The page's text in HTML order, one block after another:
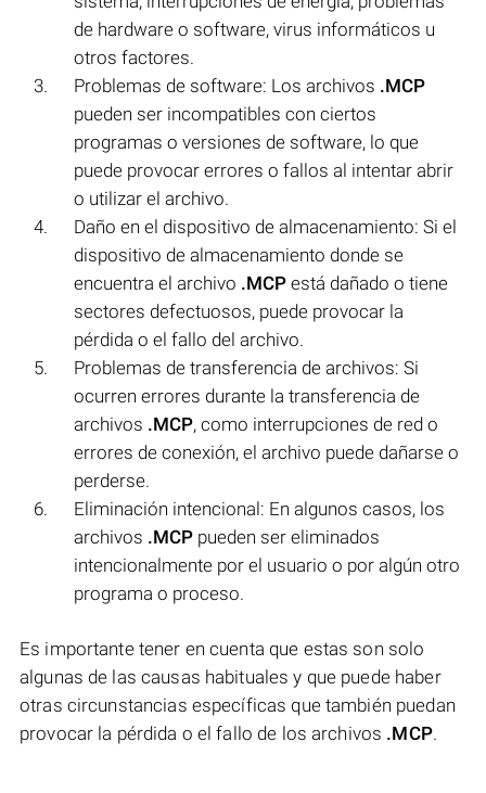
de hardware o software, virus informáticos u
otros factores.
Problemas de software: Los archivos .MCP
pueden ser incompatibles con ciertos
programas o versiones de software, lo que
puede provocar errores o fallos al intentar abrir
o utilizar el archivo.
Daño en el dispositivo de almacenamiento: Si el
dispositivo de almacenamiento donde se
encuentra el archivo .MCP está dañado o tiene
sectores defectuosos, puede provocar la
pérdida o el fallo del archivo.
Problemas de transferencia de archivos: Si
ocurren errores durante la transferencia de
archivos .MCP, como interrupciones de red o
errores de conexión, el archivo puede dañarse o
perderse.
Eliminación intencional: En algunos casos, los
archivos .MCP pueden ser eliminados
intencionalmente por el usuario o por algún otro
programa o proceso.
Es importante tener en cuenta que estas son solo
algunas de las causas habituales y que puede haber
otras circunstancias específicas que también puedan
provocar la pérdida o el fallo de los archivos .MCP.